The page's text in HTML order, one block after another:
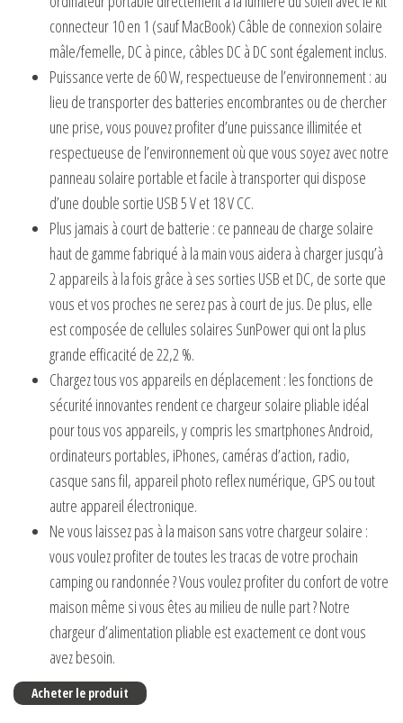
connecteur 10 en 1 (sauf MacBook) Câble de connexion solaire
mâle/femelle, DC à pince, câbles DC à DC sont également inclus.
Puissance verte de 60 W, respectueuse de l’environnement : au
lieu de transporter des batteries encombrantes ou de chercher
une prise, vous pouvez profiter d’une puissance illimitée et
respectueuse de l’environnement où que vous soyez avec notre
panneau solaire portable et facile à transporter qui dispose
d’une double sortie USB 5 V et 18 V CC.
Plus jamais à court de batterie : ce panneau de charge solaire
haut de gamme fabriqué à la main vous aidera à charger jusqu’à
2 appareils à la fois grâce à ses sorties USB et DC, de sorte que
vous et vos proches ne serez pas à court de jus. De plus, elle
est composée de cellules solaires SunPower qui ont la plus
grande efficacité de 22,2 %.
Chargez tous vos appareils en déplacement : les fonctions de
sécurité innovantes rendent ce chargeur solaire pliable idéal
pour tous vos appareils, y compris les smartphones Android,
ordinateurs portables, iPhones, caméras d’action, radio,
casque sans fil, appareil photo reflex numérique, GPS ou tout
autre appareil électronique.
Ne vous laissez pas à la maison sans votre chargeur solaire :
vous voulez profiter de toutes les tracas de votre prochain
camping ou randonnée ? Vous voulez profiter du confort de votre
maison même si vous êtes au milieu de nulle part ? Notre
chargeur d’alimentation pliable est exactement ce dont vous
avez besoin.
Acheter le produit